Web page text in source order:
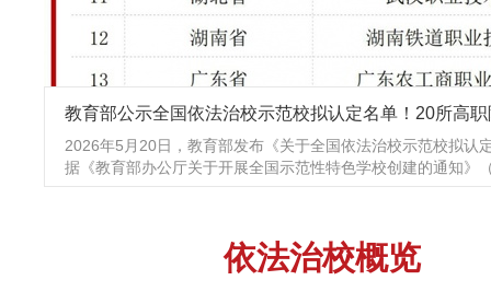
教育部公示全国依法治校示范校拟认定名单！20所高
2026年5月20日，教育部发布《关于全国依法治校示范校拟认
据《教育部办公厅关于开展全国示范性特色学校创建的通知》
依法治校概览